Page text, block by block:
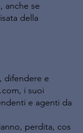
anche se
della
difendere e
i suoi
e agenti da
perdita, cos